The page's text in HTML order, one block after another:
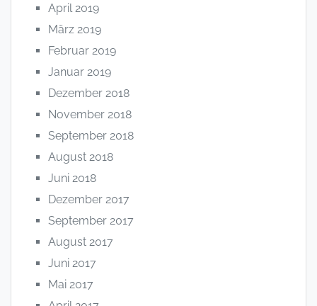
April 2019
März 2019
Februar 2019
Januar 2019
Dezember 2018
November 2018
September 2018
August 2018
Juni 2018
Dezember 2017
September 2017
August 2017
Juni 2017
Mai 2017